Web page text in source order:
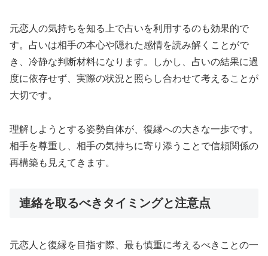
元恋人の気持ちを知る上で占いを利用するのも効果的で
す。占いは相手の本心や隠れた感情を読み解くことがで
き、冷静な判断材料になります。しかし、占いの結果に過
度に依存せず、実際の状況と照らし合わせて考えることが
大切です。
理解しようとする姿勢自体が、復縁への大きな一歩です。
相手を尊重し、相手の気持ちに寄り添うことで信頼関係の
再構築も見えてきます。
連絡を取るべきタイミングと注意点
元恋人と復縁を目指す際、最も慎重に考えるべきことの一